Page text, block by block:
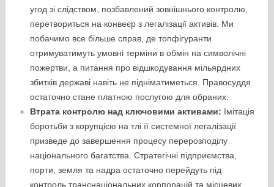
угод зі слідством, позбавлений зовнішнього контролю,
перетвориться на конвеєр з легалізації активів. Ми
побачимо все більше справ, де топфігуранти
отримуватимуть умовні терміни в обмін на символічні
пожертви, а питання про відшкодування мільярдних
збитків державі навіть не підніматиметься. Правосуддя
остаточно стане платною послугою для обраних.
Втрата контролю над ключовими активами: Імітація
боротьби з корупцією на тлі її системної легалізації
призведе до завершення процесу перерозподілу
національного багатства. Стратегічні підприємства,
порти, земля та надра остаточно перейдуть під
контроль транснаціональних корпорацій та місцевих